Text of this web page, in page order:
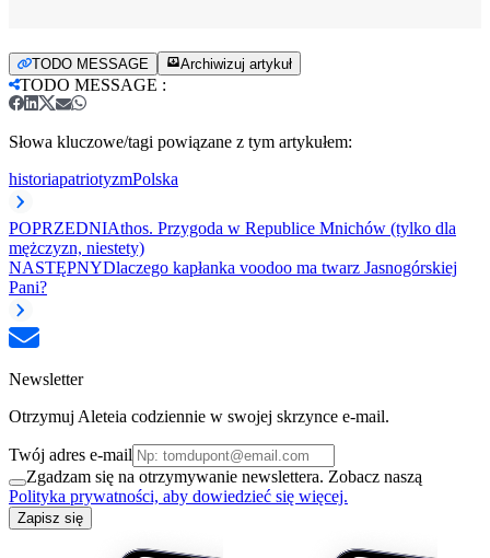
TODO MESSAGE Archiwizuj artykuł
TODO MESSAGE :
Słowa kluczowe/tagi powiązane z tym artykułem:
historiapatriotyzmPolska
POPRZEDNIAthos. Przygoda w Republice Mnichów (tylko dla
mężczyzn, niestety)
NASTĘPNYDlaczego kapłanka voodoo ma twarz Jasnogórskiej
Pani?
Newsletter
Otrzymuj Aleteia codziennie w swojej skrzynce e-mail.
Twój adres e-mail
Zgadzam się na otrzymywanie newslettera. Zobacz naszą
Polityka prywatności, aby dowiedzieć się więcej.
Zapisz się